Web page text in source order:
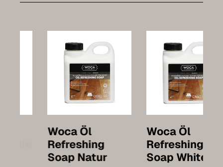
Woca Öl
Refreshing
Soap Natur
Woca Öl
Refreshing
Soap White